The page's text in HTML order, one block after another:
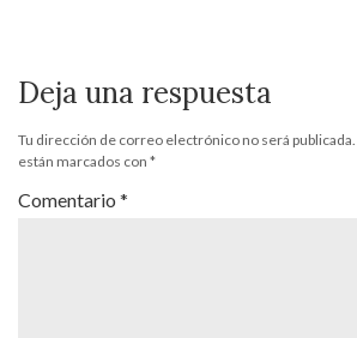
Deja una respuesta
Tu dirección de correo electrónico no será publicada.
están marcados con *
Comentario *